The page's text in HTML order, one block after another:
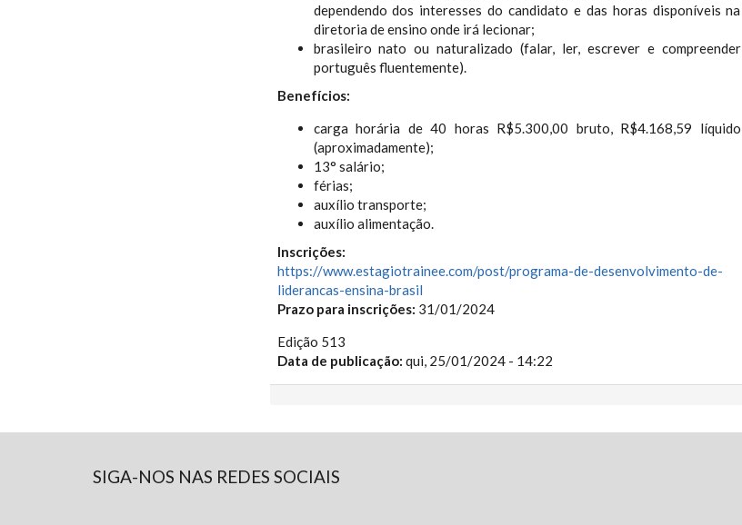
dependendo dos interesses do candidato e das horas disponíveis na
diretoria de ensino onde irá lecionar;
brasileiro nato ou naturalizado (falar, ler, escrever e compreender
português fluentemente).
Benefícios:
carga horária de 40 horas R$5.300,00 bruto, R$4.168,59 líquido
(aproximadamente);
13° salário;
férias;
auxílio transporte;
auxílio alimentação.
Inscrições:
https://www.estagiotrainee.com/post/programa-de-desenvolvimento-de-
liderancas-ensina-brasil
Prazo para inscrições: 31/01/2024
Edição 513
Data de publicação: qui, 25/01/2024 - 14:22
SIGA-NOS NAS REDES SOCIAIS